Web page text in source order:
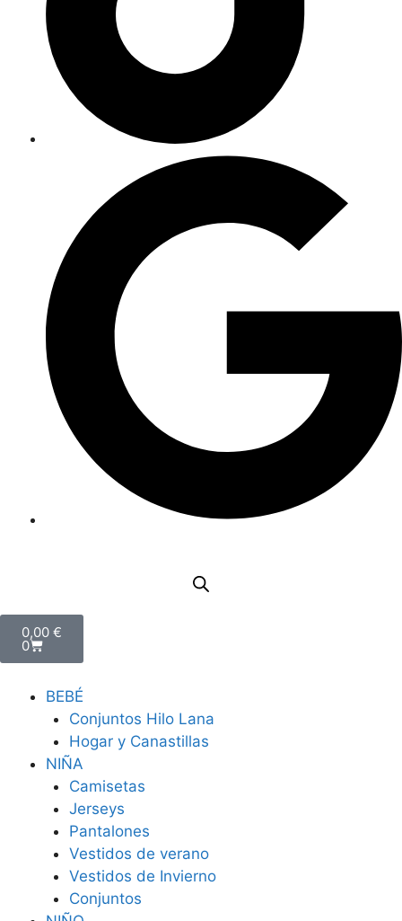
0,00 €
0
BEBÉ
Conjuntos Hilo Lana
Hogar y Canastillas
NIÑA
Camisetas
Jerseys
Pantalones
Vestidos de verano
Vestidos de Invierno
Conjuntos